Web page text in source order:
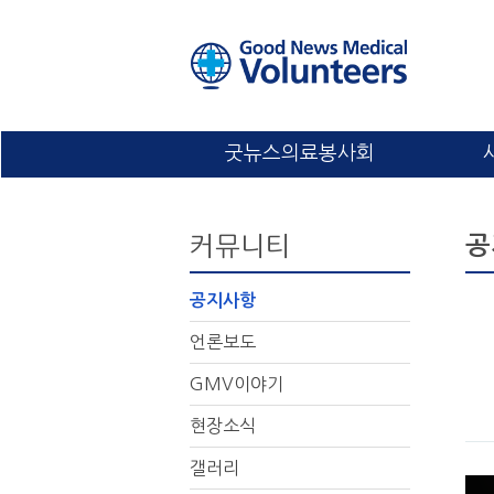
굿뉴스의료봉사회
커뮤니티
공지사항
언론보도
GMV이야기
현장소식
갤러리